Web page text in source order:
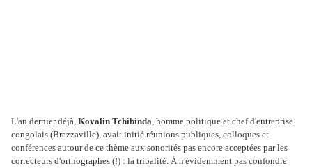
L'an dernier déjà, Kovalin Tchibinda, homme politique et chef d'entreprise
congolais (Brazzaville), avait initié réunions publiques, colloques et
conférences autour de ce thème aux sonorités pas encore acceptées par les
correcteurs d'orthographes (!) : la tribalité. À n'évidemment pas confondre